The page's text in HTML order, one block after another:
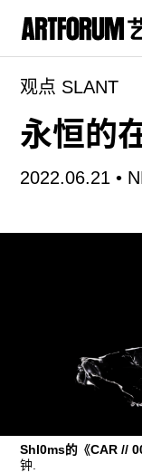
artguide
新闻
展评
杂志
观点 SLANT
永恒的
2022.06.21 •
Shl0ms的《CAR //
钟.